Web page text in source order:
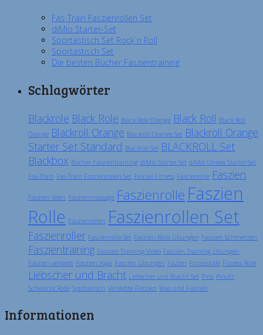
Fas-Train Faszienrollen Set
diMio Starter-Set
Sportastisch Set Rock´n Roll
Sportastisch Set
Die besten Bücher Faszientraining
Schlagwörter
Blackrole Black Role Black Role Orange Black Roll Black Roll
Orange Blackroll Orange Blackroll Orange Set Blackroll Orange
Starter Set Standard Blackroll Set BLACKROLL Set
Blackbox Bücher Faszientraining diMio Starter-Set diMio Unisex Starter-Set
Fas-Train Fas-Train Faszienrollen Set Fascial Fitness Fascienrolle Faszien
Faszien lösen Faszienmassage Faszienrolle Faszien
Rolle Faszienrollen Faszienrollen Set
Faszienroller Faszienrolle Set Faszien Rolle Übungen Faszien Schmerzen
Faszientraining Faszien Training Video Faszien Training Übungen
Faszien verklebt Faszien Yoga Faszien Übungen Fazien Fitnessrolle Fitness Rolle
Liebscher und Bracht Liebscher und Bracht Set Pino Pinofit
Schwarze Rolle Sportastisch Verklebte Faszien Was sind Faszien
Informationen